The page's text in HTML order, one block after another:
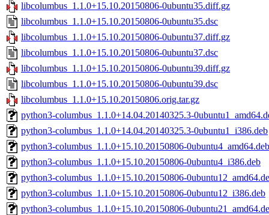
libcolumbus_1.1.0+15.10.20150806-0ubuntu35.diff.gz
libcolumbus_1.1.0+15.10.20150806-0ubuntu35.dsc
libcolumbus_1.1.0+15.10.20150806-0ubuntu37.diff.gz
libcolumbus_1.1.0+15.10.20150806-0ubuntu37.dsc
libcolumbus_1.1.0+15.10.20150806-0ubuntu39.diff.gz
libcolumbus_1.1.0+15.10.20150806-0ubuntu39.dsc
libcolumbus_1.1.0+15.10.20150806.orig.tar.gz
python3-columbus_1.1.0+14.04.20140325.3-
python3-columbus_1.1.0+14.04.20140325.3-0ubuntu1_i386.deb
python3-columbus_1.1.0+15.10.20150806-0ubuntu4_amd64.deb
python3-columbus_1.1.0+15.10.20150806-0ubuntu4_i386.deb
python3-columbus_1.1.0+15.10.20150806-
python3-columbus_1.1.0+15.10.20150806-0ubuntu12_i386.deb
python3-columbus_1.1.0+15.10.20150806-